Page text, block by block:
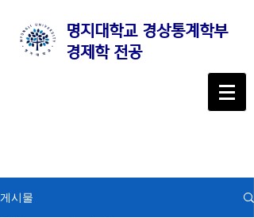
명지대학교 경상통계학부
경제학 전공
게시물